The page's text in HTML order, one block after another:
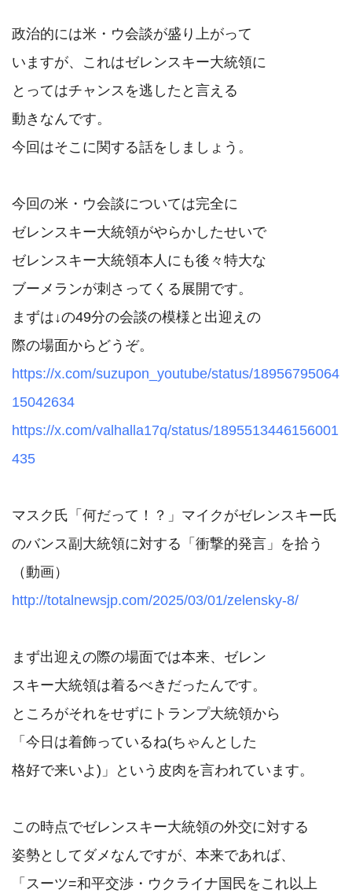
政治的には米・ウ会談が盛り上がって
いますが、これはゼレンスキー大統領に
とってはチャンスを逃したと言える
動きなんです。
今回はそこに関する話をしましょう。
今回の米・ウ会談については完全に
ゼレンスキー大統領がやらかしたせいで
ゼレンスキー大統領本人にも後々特大な
ブーメランが刺さってくる展開です。
まずは↓の49分の会談の模様と出迎えの
https://x.com/suzupon_youtube/status/18956795064
15042634
https://x.com/valhalla17q/status/1895513446156001
435
マスク氏「何だって！？」マイクがゼレンスキー氏
のバンス副大統領に対する「衝撃的発言」を拾う
http://totalnewsjp.com/2025/03/01/zelensky-8/
まず出迎えの際の場面では本来、ゼレン
スキー大統領は着るべきだったんです。
ところがそれをせずにトランプ大統領から
「今日は着飾っているね(ちゃんとした
格好で来いよ)」という皮肉を言われています。
この時点でゼレンスキー大統領の外交に対する
姿勢としてダメなんですが、本来であれば、
「スーツ=和平交渉・ウクライナ国民をこれ以上